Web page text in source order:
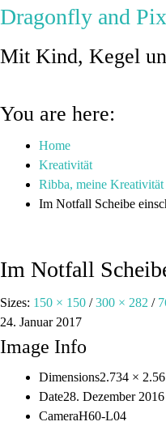
Dragonfly and
Mit Kind, Kegel
You are here:
Home
Kreativität
Ribba, meine
Im Notfall Scheibe
Im Notfall
Sizes: 150 × 150 / 300 × 282 /
24. Januar 2017
Image Info
Dimensions2.734 ×
Date28. Dezember 2016
CameraH60-L04